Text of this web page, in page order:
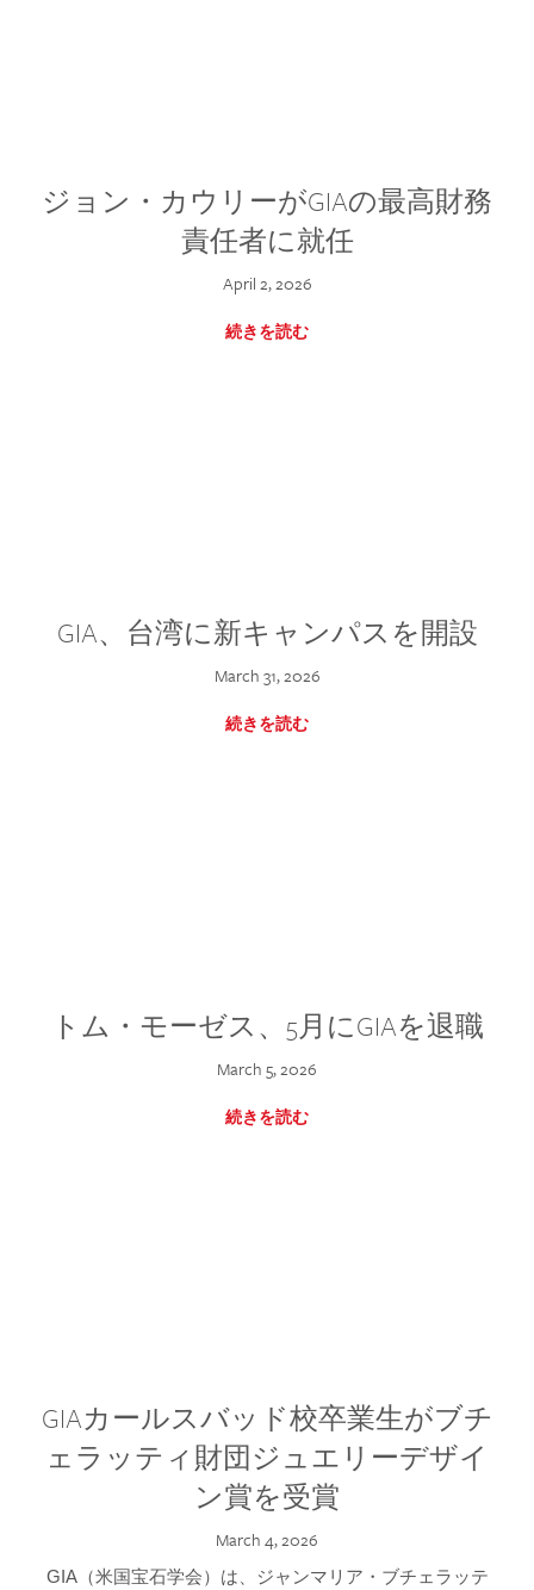
ジョン・カウリーがGIAの最高財務
責任者に就任
April 2, 2026
続きを読む
GIA、台湾に新キャンパスを開設
March 31, 2026
続きを読む
トム・モーゼス、5月にGIAを退職
March 5, 2026
続きを読む
GIAカールスバッド校卒業生がブチ
ェラッティ財団ジュエリーデザイ
ン賞を受賞
March 4, 2026
GIA（米国宝石学会）は、ジャンマリア・ブチェラッテ